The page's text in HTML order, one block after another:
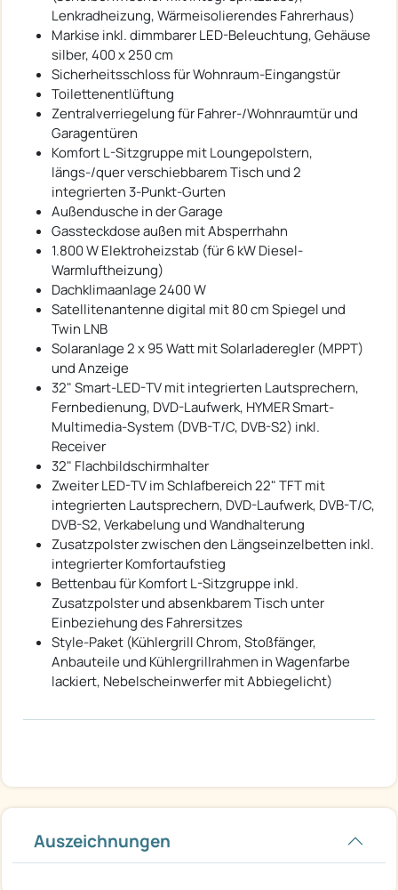
Lenkradheizung, Wärmeisolierendes Fahrerhaus)
Markise inkl. dimmbarer LED-Beleuchtung, Gehäuse
silber, 400 x 250 cm
Sicherheitsschloss für Wohnraum-Eingangstür
Toilettenentlüftung
Zentralverriegelung für Fahrer-/Wohnraumtür und
Garagentüren
Komfort L-Sitzgruppe mit Loungepolstern,
längs-/quer verschiebbarem Tisch und 2
integrierten 3-Punkt-Gurten
Außendusche in der Garage
Gassteckdose außen mit Absperrhahn
1.800 W Elektroheizstab (für 6 kW Diesel-
Warmluftheizung)
Dachklimaanlage 2400 W
Satellitenantenne digital mit 80 cm Spiegel und
Twin LNB
Solaranlage 2 x 95 Watt mit Solarladeregler (MPPT)
und Anzeige
32" Smart-LED-TV mit integrierten Lautsprechern,
Fernbedienung, DVD-Laufwerk, HYMER Smart-
Multimedia-System (DVB-T/C, DVB-S2) inkl.
Receiver
32" Flachbildschirmhalter
Zweiter LED-TV im Schlafbereich 22" TFT mit
integrierten Lautsprechern, DVD-Laufwerk, DVB-T/C,
DVB-S2, Verkabelung und Wandhalterung
Zusatzpolster zwischen den Längseinzelbetten inkl.
integrierter Komfortaufstieg
Bettenbau für Komfort L-Sitzgruppe inkl.
Zusatzpolster und absenkbarem Tisch unter
Einbeziehung des Fahrersitzes
Style-Paket (Kühlergrill Chrom, Stoßfänger,
Anbauteile und Kühlergrillrahmen in Wagenfarbe
lackiert, Nebelscheinwerfer mit Abbiegelicht)
Auszeichnungen